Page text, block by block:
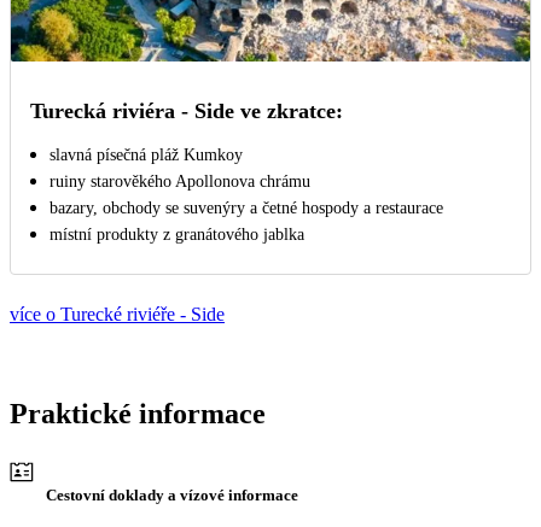
Turecká riviéra - Side ve zkratce:
slavná písečná pláž Kumkoy
ruiny starověkého Apollonova chrámu
bazary, obchody se suvenýry a četné hospody a restaurace
místní produkty z granátového jablka
více o Turecké riviéře - Side
Praktické informace
Cestovní doklady a vízové informace